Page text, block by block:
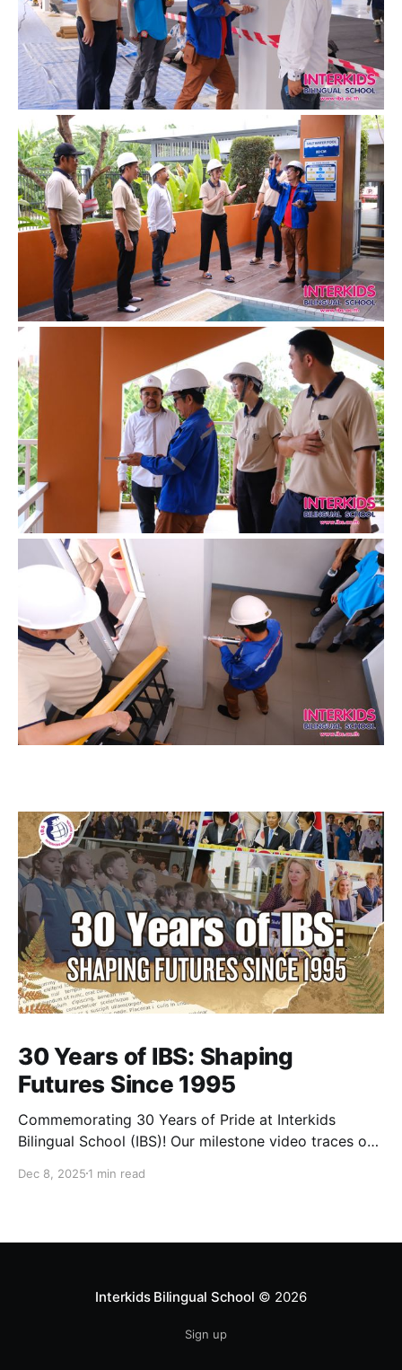
30 Years of IBS: Shaping
Futures Since 1995
Commemorating 30 Years of Pride at Interkids
Bilingual School (IBS)! Our milestone video traces our
years of innovation, 30 years of shaping futures.
Dec 8, 2025 1 min read
Interkids Bilingual School © 2026
Sign up